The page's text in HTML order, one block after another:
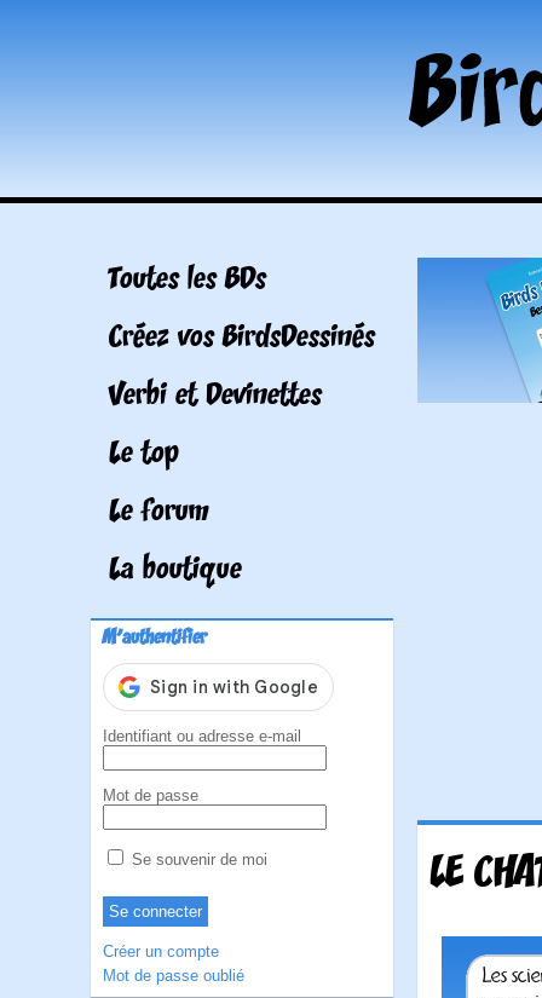
Toutes les BDs
Créez vos BirdsDessinés
Verbi et Devinettes
Le top
Le forum
La boutique
M'authentifier
Identifiant ou adresse e-mail
Mot de passe
Se souvenir de moi
Créer un compte
Mot de passe oublié
LE